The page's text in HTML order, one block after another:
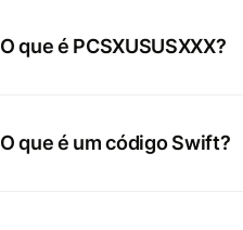
O que é PCSXUSUSXXX?
O que é um código Swift?